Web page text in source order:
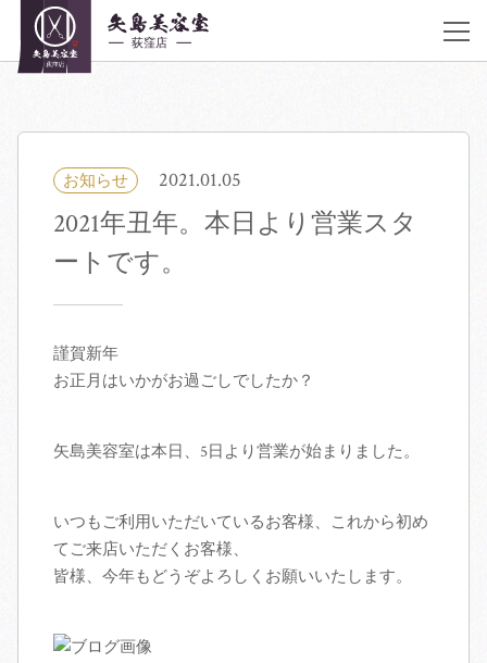
03-6383-5252
着付け・ヘアメイク
ヘアカタログ
アクセス
ブログ
お知らせ 2021.01.05
2021年丑年。本日より営業スタ
ートです。
謹賀新年
お正月はいかがお過ごしでしたか？
矢島美容室は本日、5日より営業が始まりました。
いつもご利用いただいているお客様、これから初め
てご来店いただくお客様、
皆様、今年もどうぞよろしくお願いいたします。